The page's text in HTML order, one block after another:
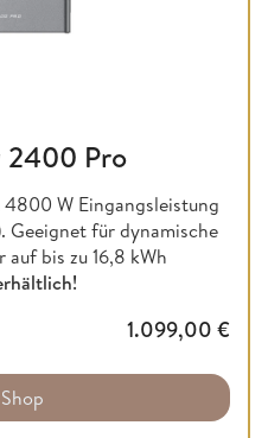
2400 Pro
W Eingangsleistung
Geeignet für dynamische
bis zu 16,8 kWh
1.099,00 €